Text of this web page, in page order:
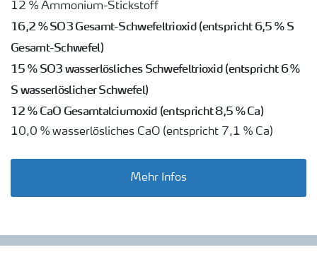
12 % Ammonium-Stickstoff
16,2 % SO3 Gesamt-Schwefeltrioxid (entspricht 6,5 % S
Gesamt-Schwefel)
15 % SO3 wasserlösliches Schwefeltrioxid (entspricht 6 %
S wasserlöslicher Schwefel)
12 % CaO Gesamtalciumoxid (entspricht 8,5 % Ca)
10,0 % wasserlösliches CaO (entspricht 7,1 % Ca)
Mehr Infos